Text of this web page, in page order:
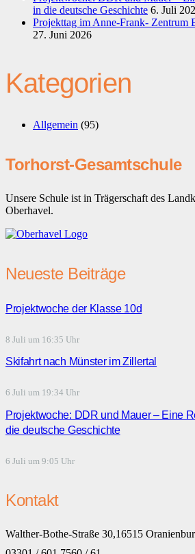
in die deutsche Geschichte 6. Juli
Projekttag im Anne-Frank- Zentrum
27. Juni 2026
Kategorien
Allgemein (95)
Torhorst-Gesamtschule
Unsere Schule ist in Trägerschaft des
Oberhavel.
Neueste Beiträge
Projektwoche der Klasse 10d
8 Juli um 16:35 Uhr
Skifahrt nach Münster im Zillertal
6 Juli um 19:34 Uhr
Projektwoche: DDR und Mauer – Eine
die deutsche Geschichte
6 Juli um 9:05 Uhr
Kontakt
Walther-Bothe-Straße 30,16515